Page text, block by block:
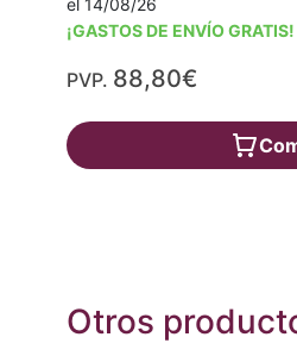
el 14/08/26
¡GASTOS DE ENVÍO GRATIS!
PVP. 88,80€
Otros